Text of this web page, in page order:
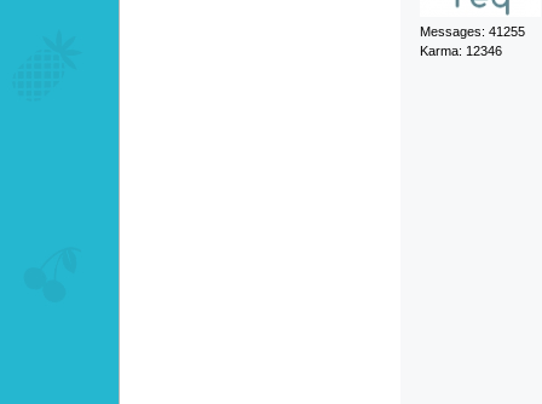
Messages: 41255
Karma: 12346